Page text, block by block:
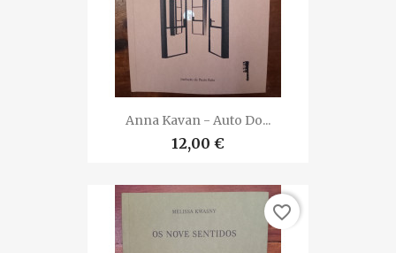
Anna Kavan - Auto Do...
12,00 €
favorite_border